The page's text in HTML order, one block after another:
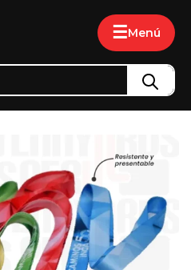
☰Menú